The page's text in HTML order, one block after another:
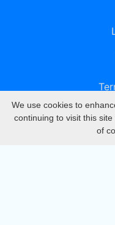
We use cookies to
continuing to visit this
of